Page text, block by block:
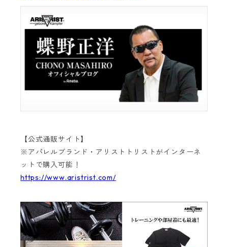
【公式通販サイト】
※アパレルブランド・アリストトリストがインターネ
ットで購入可能！
https://www.aristrist.com/